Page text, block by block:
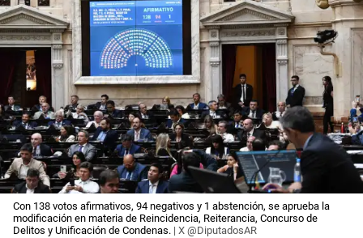
Con 138 votos afirmativos, 94 negativos y 1 abstención, se aprueba la
modificación en materia de Reincidencia, Reiterancia, Concurso de
Delitos y Unificación de Condenas. | X @DiputadosAR